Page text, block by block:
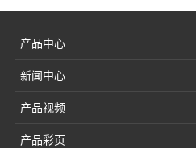
产品中心
新闻中心
产品视频
产品彩页